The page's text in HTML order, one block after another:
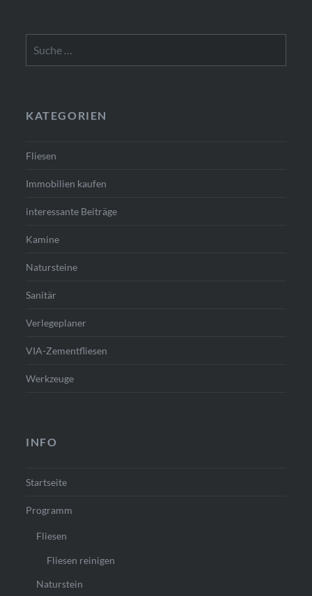
nach:
KATEGORIEN
Fliesen
Immobilien kaufen
interessante Beiträge
Kamine
Natursteine
Sanitär
Verlegeplaner
VIA-Zementfliesen
Werkzeuge
INFO
Startseite
Programm
Fliesen
Fliesen reinigen
Naturstein